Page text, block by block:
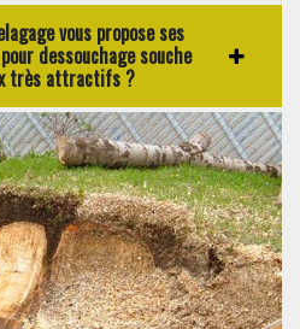
vous propose ses
dessouchage souche
très attractifs ?